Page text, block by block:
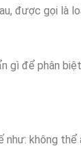
được gọi là
gì để phân
như: không